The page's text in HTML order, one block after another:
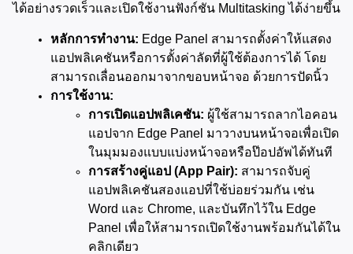
ได้อย่างรวดเร็วและเปิดใช้งานฟังก์ชัน Multitasking ได้ง่ายขึ้น
หลักการทำงาน: Edge Panel สามารถตั้งค่าให้แสดง
แอปพลิเคชันหรือการตั้งค่าลัดที่ผู้ใช้ต้องการได้ โดย
สามารถเลื่อนออกมาจากขอบหน้าจอ ด้วยการปัดนิ้ว
การใช้งาน:
การเปิดแอปพลิเคชัน: ผู้ใช้สามารถลากไอคอน
แอปจาก Edge Panel มาวางบนหน้าจอเพื่อเปิด
ในมุมมองแบบแบ่งหน้าจอหรือป๊อปอัพได้ทันที
การสร้างคู่แอป (App Pair): สามารถจับคู่
แอปพลิเคชันสองแอปที่ใช้บ่อยร่วมกัน เช่น
Word และ Chrome, และบันทึกไว้ใน Edge
Panel เพื่อให้สามารถเปิดใช้งานพร้อมกันได้ใน
คลิกเดียว